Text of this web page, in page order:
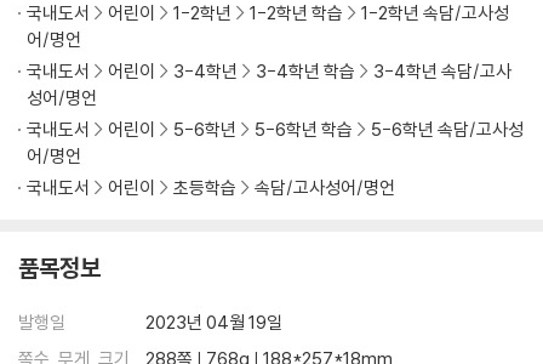
: 사자성어를 어떻게 가르쳐야 할까?
- 초등학생에게 사자성어가 왜 중요할까?
- 사자성어 어떻게 접근해야 할까?
특별부록 2. 오늘의 퀴즈 정답지
국내도서 어린이 1-2학년 1-2학년 학습
1-2학년 속담/고사성
어/명언
국내도서
어린이 3-4학년 3-4학년 학습
3-4학년 속담/고사
성어/명언
국내도서
어린이 5-6학년 5-6학년 학습
5-6학년 속담/고사성
어/명언
국내도서
어린이 초등학습 속담/고사성어/명언
품목정보
발행일
2023년 04월 19일
쪽수, 무게, 크기
288쪽 | 768g | 188*257*18mm